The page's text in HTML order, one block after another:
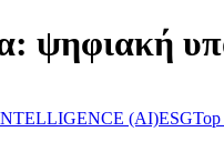
ψηφιακή
(AI)ESG